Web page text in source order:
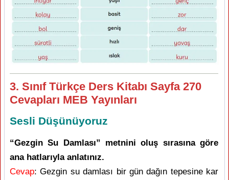
3. Sınıf Türkçe Ders Kitabı Sayfa 270
Cevapları MEB Yayınları
Sesli Düşünüyoruz
“Gezgin Su Damlası” metnini oluş sırasına göre
ana hatlarıyla anlatınız.
Cevap: Gezgin su damlası bir gün dağın tepesine kar